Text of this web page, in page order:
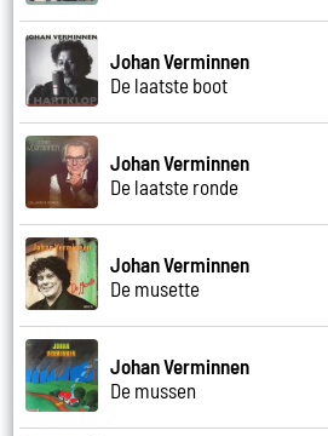
Johan Verminnen
De laatste boot
Johan Verminnen
De laatste ronde
Johan Verminnen
De musette
Johan Verminnen
De mussen